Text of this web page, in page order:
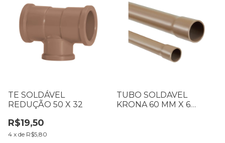
TE SOLDÁVEL
REDUÇÃO 50 X 32
R$19,50
4 x de R$5,80
TUBO SOLDAVEL
KRONA 60 MM X 6